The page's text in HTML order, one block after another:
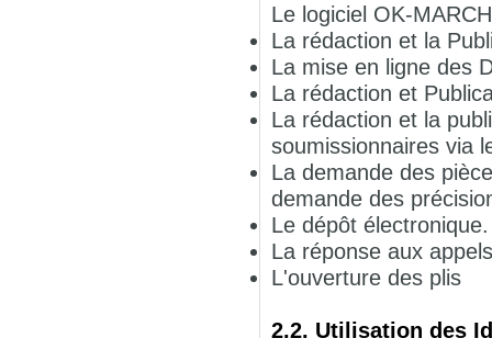
Le logiciel OK-
La rédaction et la
La mise en ligne des
La rédaction et
La rédaction et la
soumissionnaires via
La demande des
demande des
Le dépôt électronique.
La réponse aux
L'ouverture des plis
2.2. Utilisation des